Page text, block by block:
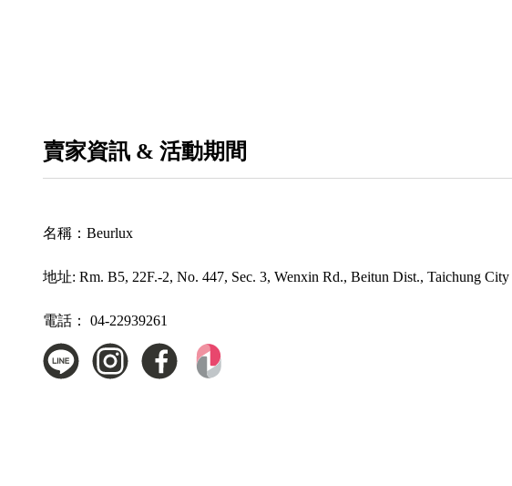
賣家資訊 & 活動期間
名稱： Beurlux
地址: Rm. B5, 22F.-2, No. 447, Sec. 3, Wenxin Rd., Beitun Dist., Taichung City
電話： 04-22939261